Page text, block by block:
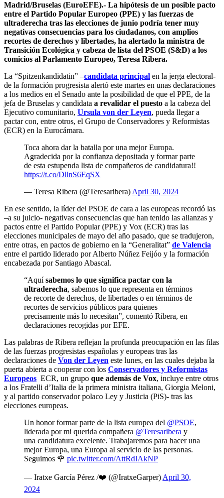
Madrid/Bruselas (EuroEFE).- La hipótesis de un posible pacto
entre el Partido Popular Europeo (PPE) y las fuerzas de
ultraderecha tras las elecciones de junio podría tener muy
negativas consecuencias para los ciudadanos, con amplios
recortes de derechos y libertades, ha alertado la ministra de
Transición Ecológica y cabeza de lista del PSOE (S&D) a los
comicios al Parlamento Europeo, Teresa Ribera.
La “Spitzenkandidatin” –candidata principal en la jerga electoral-
de la formación progresista alertó este martes en unas declaraciones
a los medios en el Senado ante la posibilidad de que el PPE, de la
jefa de Bruselas y candidata a revalidar el puesto a la cabeza del
Ejecutivo comunitario, Ursula von der Leyen, pueda llegar a
pactar con, entre otros, el Grupo de Conservadores y Reformistas
(ECR) en la Eurocámara.
Toca ahora dar la batalla por una mejor Europa.
Agradecida por la confianza depositada y formar parte
de esta estupenda lista de compañeros de candidatura!!
https://t.co/DllnS6EqSX
— Teresa Ribera (@Teresaribera) April 30, 2024
En ese sentido, la líder del PSOE de cara a las europeas recordó las
–a su juicio- negativas consecuencias que han tenido las alianzas y
pactos entre el Partido Popular (PPE) y Vox (ECR) tras las
elecciones municipales de mayo del año pasado, que se tradujeron,
entre otras, en pactos de gobierno en la “Generalitat” de Valencia
entre el partido liderado por Alberto Núñez Feijóo y la formación
encabezada por Santiago Abascal.
“Aquísabemos lo que significa pactar con la
ultraderecha, sabemos lo que representa en términos
de recorte de derechos, de libertades o en términos de
recortes de servicios públicos para quienes
precisamente más lo necesitan”, comentó Ribera, en
declaraciones recogidas por EFE.
Las palabras de Ribera reflejan la profunda preocupación en las filas
de las fuerzas progresistas españolas y europeas tras las
declaraciones de Von der Leyen este lunes, en las cuales dejaba la
puerta abierta a cooperar con los Conservadores y Reformistas
Europeos ECR, un grupo que además de Vox, incluye entre otros
a los Fratelli d’Italia de la primera ministra italiana, Giorgia Meloni,
y al partido conservador polaco Ley y Justicia (PiS)- tras las
elecciones europeas.
Un honor formar parte de la lista europea del @PSOE,
liderada por mi querida compañera @Teresaribera y
una candidatura excelente. Trabajaremos para hacer una
mejor Europa, una Europa al servicio de las personas.
Seguimos 🌹 pic.twitter.com/AttRdIAkNP
— Iratxe García Pérez /❤️ (@IratxeGarper) April 30,
2024